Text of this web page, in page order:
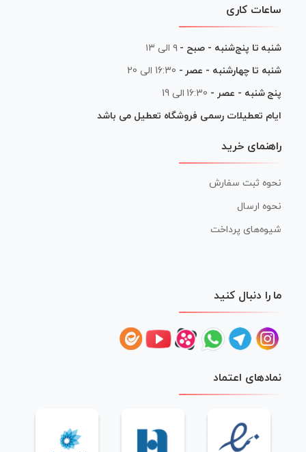
ساعات کاری
شنبه تا پنج‌شنبه - صبح - ۹ الی ۱۳
شنبه تا چهارشنبه - عصر - 16:30 الی 20
پنج شنبه - عصر - 16:30 الی 19
ایام تعطیلات رسمی فروشگاه تعطیل می باشد
راهنمای خرید
نحوه ثبت سفارش
نحوه ارسال
شیوه‌های پرداخت
ما را دنبال کنید
نمادهای اعتماد